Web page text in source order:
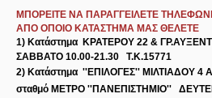
ΜΠΟΡΕΙΤΕ ΝΑ ΠΑΡΑΓΓΕΙΛΕΤΕ
ΑΠΟ ΟΠΟΙΟ ΚΑΤΑΣΤΗΜΑ ΜΑΣ ΘΕΛΕΤΕ
1) Κατάστημα ΚΡΑΤΕΡΟΥ 22 &
ΣΑΒΒΑΤΟ 10.00-21.30 Τ.Κ.15771
2) Κατάστημα ''ΕΠΙΛΟΓΕΣ'' ΜΙΛΤΙΑΔΟΥ 4
σταθμό ΜΕΤΡΟ ''ΠΑΝΕΠΙΣΤΗΜΙΟ''